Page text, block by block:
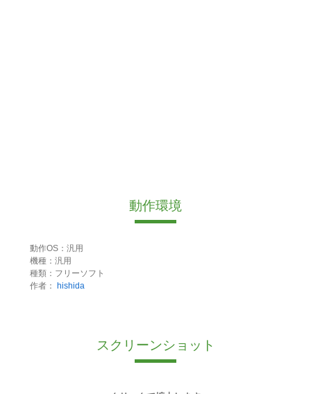
動作環境
動作OS：汎用
機種：汎用
種類：フリーソフト
作者：
hishida
スクリーンショット